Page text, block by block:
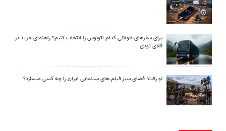
برای سفرهای طولانی کدام اتوبوس را انتخاب کنیم؟ راهنمای خرید در
فلای تودی
لو رفت! فضای سبز فیلم های سینمایی ایران را چه کسی میسازد؟